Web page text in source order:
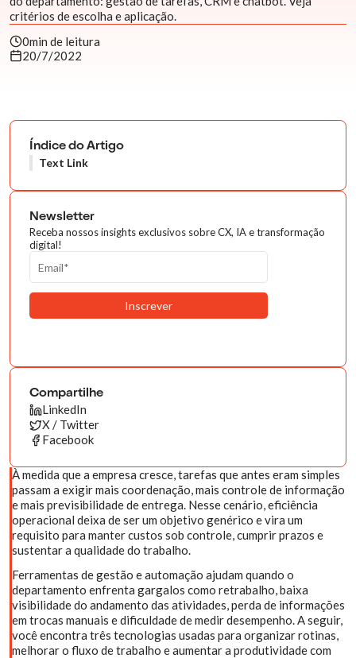
critérios de escolha e aplicação.
0min de leitura
20/7/2022
À medida que a empresa cresce, tarefas que antes eram simples
passam a exigir mais coordenação, mais controle de informação
e mais previsibilidade de entrega. Nesse cenário, eficiência
operacional deixa de ser um objetivo genérico e vira um
requisito para manter custos sob controle, cumprir prazos e
sustentar a qualidade do trabalho.
Ferramentas de gestão e automação ajudam quando o
departamento enfrenta gargalos como retrabalho, baixa
visibilidade do andamento das atividades, perda de informações
em trocas manuais e dificuldade de medir desempenho. A seguir,
você encontra três tecnologias usadas para organizar rotinas,
melhorar o fluxo de trabalho e aumentar a produtividade com
Índice do Artigo
Text Link
Newsletter
Receba nossos insights exclusivos sobre CX, IA e transformação
digital!
Compartilhe
LinkedIn
X / Twitter
Facebook